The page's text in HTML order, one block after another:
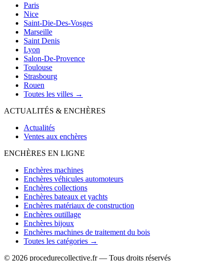
Paris
Nice
Saint-Die-Des-Vosges
Marseille
Saint Denis
Lyon
Salon-De-Provence
Toulouse
Strasbourg
Rouen
Toutes les villes →
ACTUALITÉS & ENCHÈRES
Actualités
Ventes aux enchères
ENCHÈRES EN LIGNE
Enchères machines
Enchères véhicules automoteurs
Enchères collections
Enchères bateaux et yachts
Enchères matériaux de construction
Enchères outillage
Enchères bijoux
Enchères machines de traitement du bois
Toutes les catégories →
© 2026 procedurecollective.fr — Tous droits réservés